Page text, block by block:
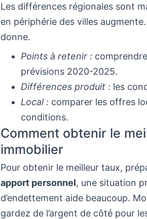
Les différences régionales sont
en périphérie des villes
donne.
Points à retenir :
prévisions 2020-2025.
Différences produit : les
Local : comparer les offres
conditions.
Comment obtenir le
immobilier
Pour obtenir le meilleur taux,
apport personnel, une situation
d’endettement aide beaucoup.
gardez de l’argent de côté pour